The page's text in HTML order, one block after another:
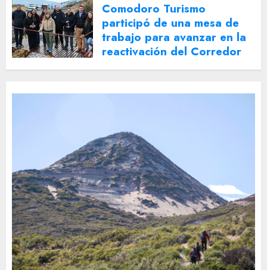
Comodoro Turismo
participó de una mesa de
trabajo para avanzar en la
reactivación del Corredor
Turístico Integrado